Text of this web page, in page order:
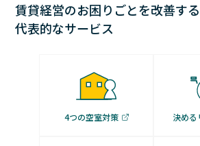
賃貸経営のお困りごとを改善する
代表的なサービス
4つの空室対策 決める